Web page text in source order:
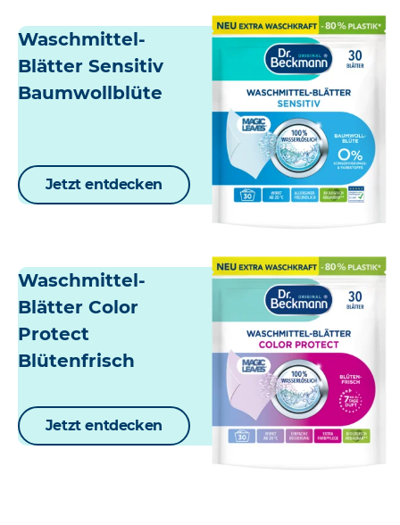
Waschmittel-
Blätter Sensitiv
Baumwollblüte
Jetzt entdecken
Waschmittel-
Blätter Color
Protect
Blütenfrisch
Jetzt entdecken